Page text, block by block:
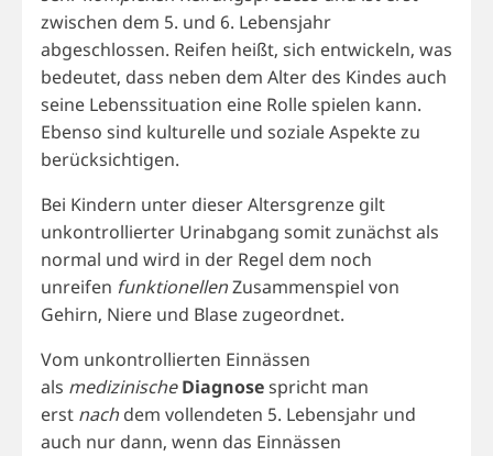
zwischen dem 5. und 6. Lebensjahr
abgeschlossen. Reifen heißt, sich entwickeln, was
bedeutet, dass neben dem Alter des Kindes auch
seine Lebenssituation eine Rolle spielen kann.
Ebenso sind kulturelle und soziale Aspekte zu
berücksichtigen.
Bei Kindern unter dieser Altersgrenze gilt
unkontrollierter Urinabgang somit zunächst als
normal und wird in der Regel dem noch
unreifen funktionellenZusammenspiel von
Gehirn, Niere und Blase zugeordnet.
Vom unkontrollierten Einnässen
als medizinischeDiagnosespricht man
erst nachdem vollendeten 5. Lebensjahr und
auch nur dann, wenn das Einnässen